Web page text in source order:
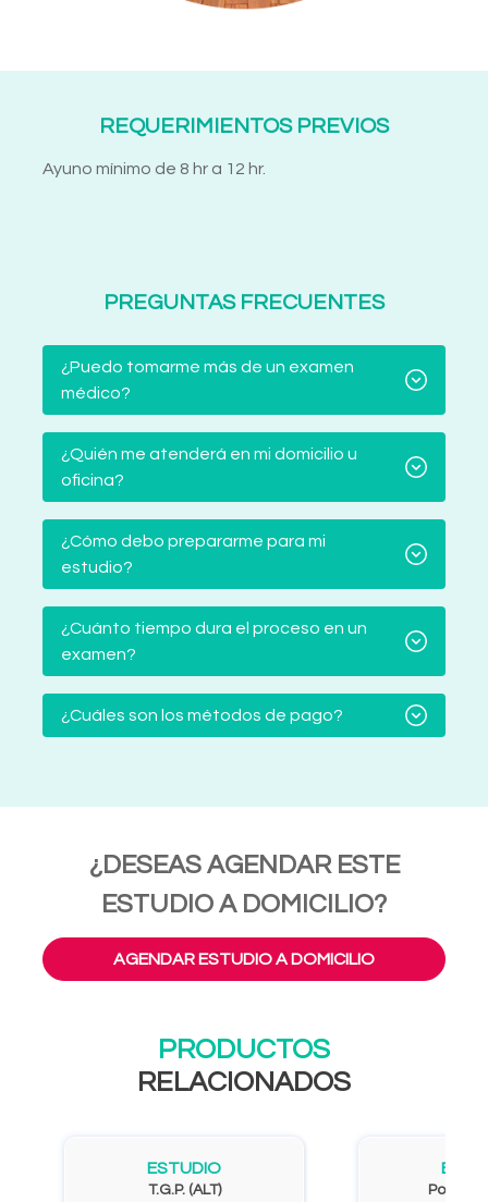
REQUERIMIENTOS PREVIOS
Ayuno mínimo de 8 hr a 12 hr.
PREGUNTAS FRECUENTES
¿Puedo tomarme más de un examen
médico?
¿Quién me atenderá en mi domicilio u
oficina?
¿Cómo debo prepararme para mi
estudio?
¿Cuánto tiempo dura el proceso en un
examen?
¿Cuáles son los métodos de pago?
¿DESEAS AGENDAR ESTE
ESTUDIO A DOMICILIO?
AGENDAR ESTUDIO A DOMICILIO
PRODUCTOS
RELACIONADOS
ESTUDIO
T.G.P. (ALT) Potasio